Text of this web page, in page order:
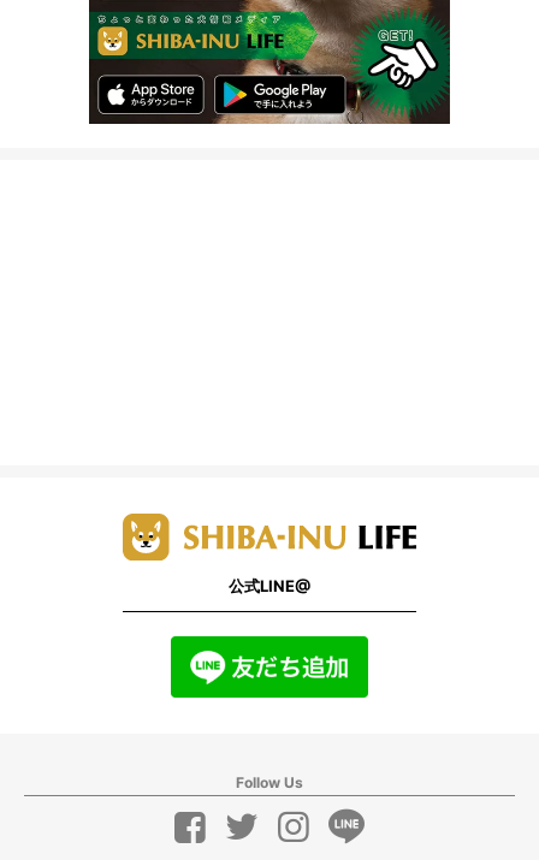
公式LINE@
Follow Us